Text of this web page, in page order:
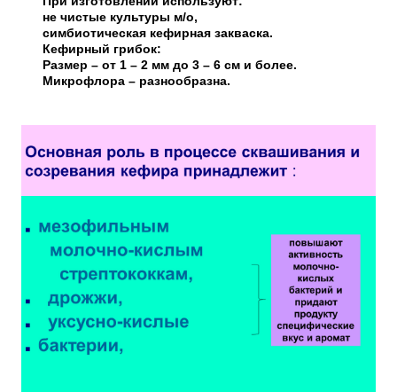
не чистые культуры м/о,
симбиотическая кефирная закваска.
Кефирный грибок:
Размер – от 1 – 2 мм до 3 – 6 см и более.
Микрофлора – разнообразна.